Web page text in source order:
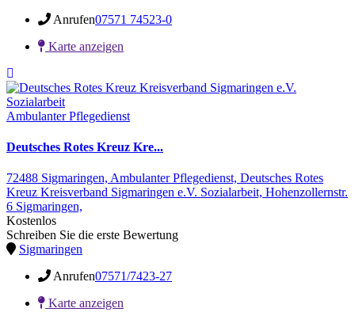
Anrufen07571 74523-0
Karte anzeigen
Ambulanter Pflegedienst
Deutsches Rotes Kreuz Kre...
72488 Sigmaringen, Ambulanter Pflegedienst, Deutsches Rotes
Kreuz Kreisverband Sigmaringen e.V. Sozialarbeit, Hohenzollernstr.
6 Sigmaringen,
Kostenlos
Schreiben Sie die erste Bewertung
Sigmaringen
Anrufen07571/7423-27
Karte anzeigen